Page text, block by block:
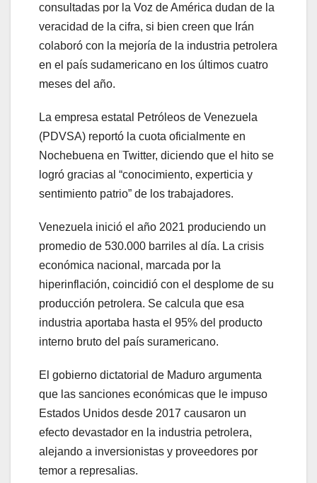
consultadas por la Voz de América dudan de la
veracidad de la cifra, si bien creen que Irán
colaboró con la mejoría de la industria petrolera
en el país sudamericano en los últimos cuatro
meses del año.
La empresa estatal Petróleos de Venezuela
(PDVSA) reportó la cuota oficialmente en
Nochebuena en Twitter, diciendo que el hito se
logró gracias al “conocimiento, experticia y
sentimiento patrio” de los trabajadores.
Venezuela inició el año 2021 produciendo un
promedio de 530.000 barriles al día. La crisis
económica nacional, marcada por la
hiperinflación, coincidió con el desplome de su
producción petrolera. Se calcula que esa
industria aportaba hasta el 95% del producto
interno bruto del país suramericano.
El gobierno dictatorial de Maduro argumenta
que las sanciones económicas que le impuso
Estados Unidos desde 2017 causaron un
efecto devastador en la industria petrolera,
alejando a inversionistas y proveedores por
temor a represalias.